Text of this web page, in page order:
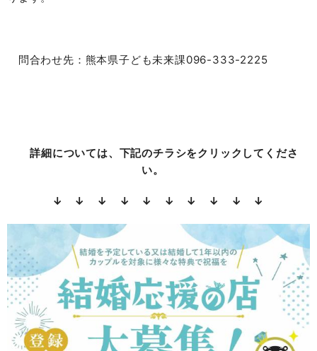
問合わせ先：熊本県子ども未来課096-333-2225
詳細については、下記のチラシをクリックしてくださ
い。
↓ ↓ ↓ ↓ ↓ ↓ ↓ ↓ ↓ ↓